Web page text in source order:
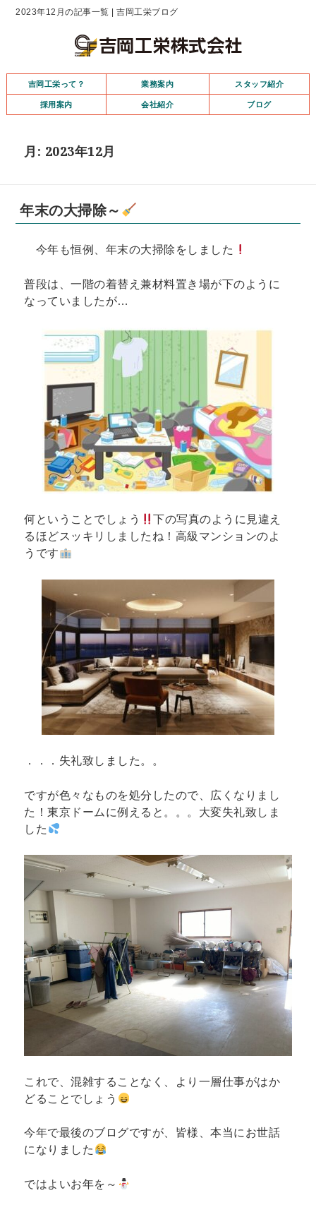
2023年12月の記事一覧 | 吉岡工栄ブログ
吉岡工栄って？ 業務案内 スタッフ紹介
採用案内 会社紹介 ブログ
月: 2023年12月
年末の大掃除～
今年も恒例、年末の大掃除をしました
普段は、一階の着替え兼材料置き場が下のように
なっていましたが…
何ということでしょう
下の写真のように見違え
るほどスッキリしましたね！高級マンションのよ
うです
．．．失礼致しました。。
ですが色々なものを処分したので、広くなりまし
た！東京ドームに例えると。。。大変失礼致しま
した
これで、混雑することなく、より一層仕事がはか
どることでしょう
今年で最後のブログですが、皆様、本当にお世話
になりました
ではよいお年を～